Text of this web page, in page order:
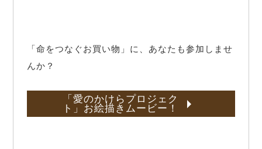
「命をつなぐお買い物」に、あなたも参加しませ
んか？
「愛のかけらプロジェク
ト」お絵描きムービー！